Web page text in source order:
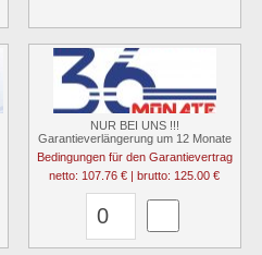
NUR BEI UNS !!!
Garantieverlängerung um 12 Monate
Bedingungen für den Garantievertrag
netto: 107.76 € | brutto: 125.00 €